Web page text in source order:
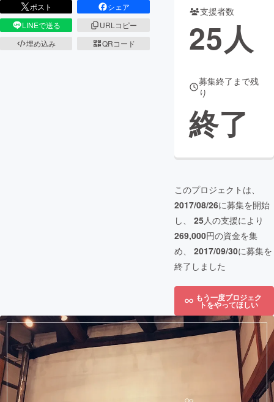
ポスト
シェア
LINEで送る
URLコピー
埋め込み
QRコード
支援者数
25人
募集終了まで残
り
終了
このプロジェクトは、
2017/08/26に募集を開始
し、 25人の支援により
269,000円の資金を集
め、 2017/09/30に募集を
終了しました
もう一度プロジェク
トをやってほしい